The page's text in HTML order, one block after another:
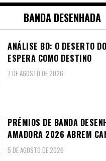
BANDA DESENHADA
ANÁLISE BD: O DESERTO
ESPERA COMO DESTINO
7 DE AGOSTO DE 2026
PRÉMIOS DE BANDA
AMADORA 2026 ABREM
5 DE AGOSTO DE 2026